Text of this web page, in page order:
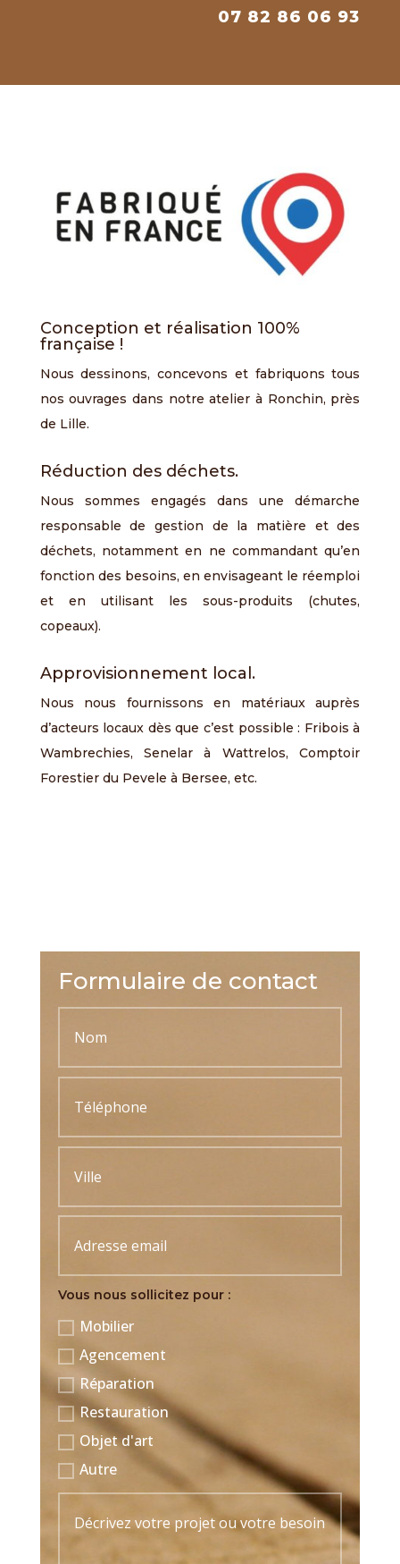
07 82 86 06 93
Conception et réalisation 100%
française !
Nous dessinons, concevons et fabriquons tous
nos ouvrages dans notre atelier à Ronchin, près
de Lille.
Réduction des déchets.
Nous sommes engagés dans une démarche
responsable de gestion de la matière et des
déchets, notamment en ne commandant qu’en
fonction des besoins, en envisageant le réemploi
et en utilisant les sous-produits (chutes,
copeaux).
Approvisionnement local.
Nous nous fournissons en matériaux auprès
d’acteurs locaux dès que c’est possible : Fribois à
Wambrechies, Senelar à Wattrelos, Comptoir
Forestier du Pevele à Bersee, etc.
Formulaire de contact
Vous nous sollicitez pour :
Mobilier
Agencement
Réparation
Restauration
Objet d'art
Autre